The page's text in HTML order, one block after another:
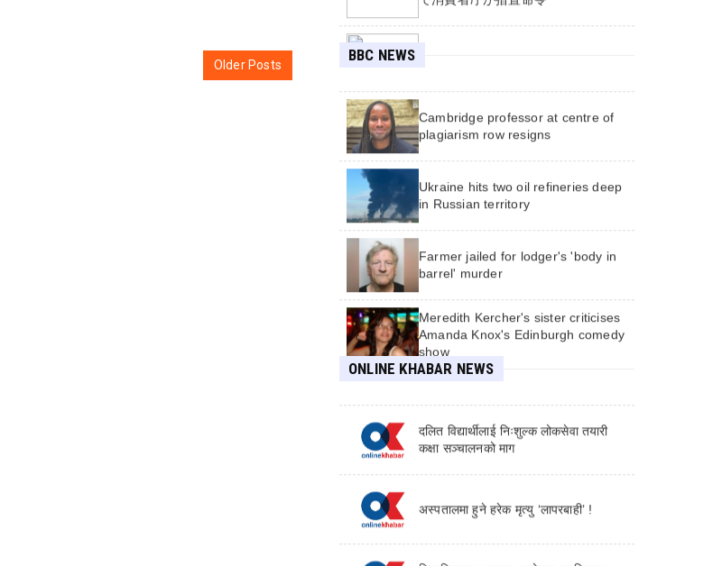
Older Posts
ミャンマー 軍の影響力が強い政権
トップがタイ訪問
BBC NEWS
plagiarism row resigns
in Russian territory
barrel' murder
Meredith Kercher's sister criticises
Amanda Knox's Edinburgh comedy
show
Car washes and vape shops can
despite visa changes
Man charged with killing Scottish
Nadia Sawalha threatens ITV with
removal
ONLINE KHABAR NEWS
ब्रोड पिकमा ज्यान गुमाएका युक्तको शव
काठमाडौं ल्याइयो (तस्वीरहरू)
सर्वोच्चको आदेशबारे इतर पक्षले भन्यो- सम्पूर्ण
एकता र पीडित पक्षले न्याय पाउने आधारको
प्रारम्भ
कक्षा सञ्चालनको माग